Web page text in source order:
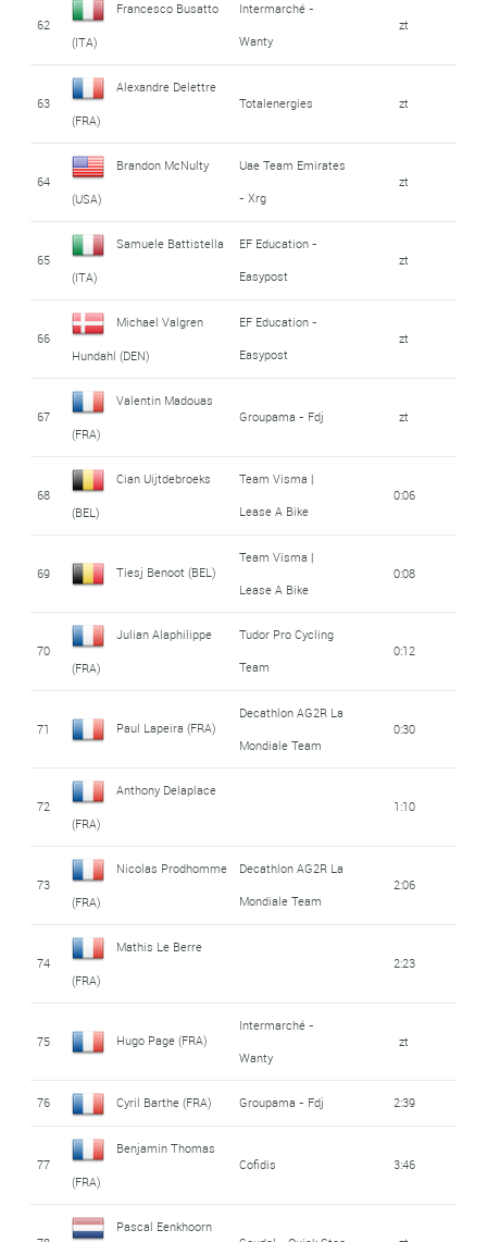
62
Francesco Busatto
(ITA)
Intermarché -
Wanty
zt
63
Alexandre Delettre
(FRA)
Totalenergies zt
64
Brandon McNulty
(USA)
Uae Team Emirates
- Xrg
zt
65
Samuele Battistella
(ITA)
EF Education -
Easypost
zt
66
Michael Valgren
Hundahl (DEN)
EF Education -
Easypost
zt
67
Valentin Madouas
(FRA)
Groupama - Fdj zt
68
Cian Uijtdebroeks
(BEL)
Team Visma |
Lease A Bike
0:06
69 Tiesj Benoot (BEL)
Team Visma |
Lease A Bike
0:08
70
Julian Alaphilippe
(FRA)
Tudor Pro Cycling
Team
0:12
71 Paul Lapeira (FRA)
Decathlon AG2R La
Mondiale Team
0:30
72
Anthony Delaplace
(FRA)
1:10
73
Nicolas Prodhomme
(FRA)
Decathlon AG2R La
Mondiale Team
2:06
74
Mathis Le Berre
(FRA)
2:23
75 Hugo Page (FRA)
Intermarché -
Wanty
zt
76 Cyril Barthe (FRA) Groupama - Fdj 2:39
77
Benjamin Thomas
(FRA)
Cofidis 3:46
Pascal Eenkhoorn